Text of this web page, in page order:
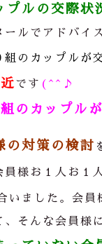
プルの交際状
ルでアドバイ
組のカップルが
です (^^♪
のカップ
の対策の検討
様お１人お１
いました。会
そんな会員様